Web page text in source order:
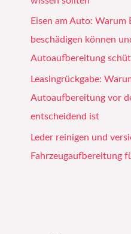
Eisen am Auto: Warum
beschädigen können
Autoaufbereitung
Leasingrückgabe:
Autoaufbereitung vor
entscheidend ist
Leder reinigen und
Fahrzeugaufbereitung